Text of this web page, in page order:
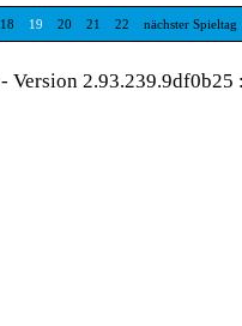
18 19 20 21 22 nächster Spieltag
- Version 2.93.239.9df0b25